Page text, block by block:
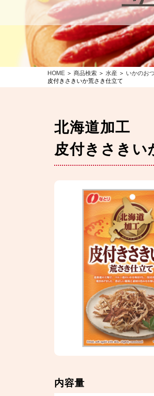
HOME ＞商品検索 ＞水産 ＞ いかのお
皮付きさきいか荒さき仕立て
北海道加工
皮付きさきい
内容量